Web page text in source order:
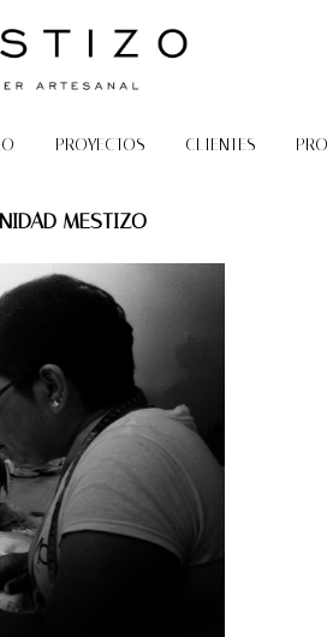
PROYECTOS CLIENTES
MESTIZO